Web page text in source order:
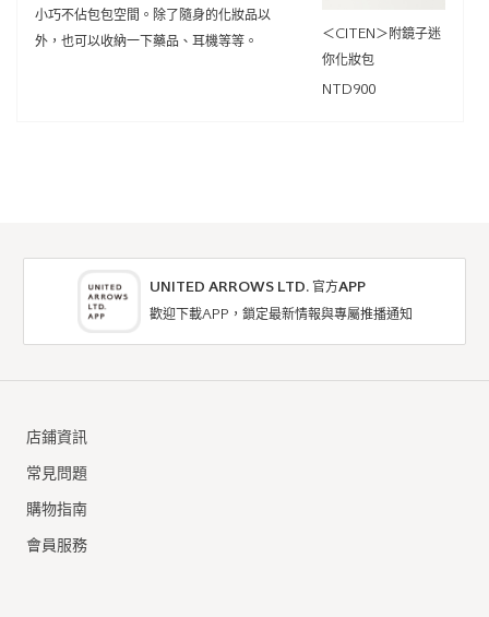
小巧不佔包包空間。除了隨身的化妝品以
外，也可以收納一下藥品、耳機等等。
＜CITEN＞附鏡子迷
你化妝包
NTD900
UNITED ARROWS LTD. 官方APP
歡迎下載APP，鎖定最新情報與專屬推播通知
店鋪資訊
常見問題
購物指南
會員服務